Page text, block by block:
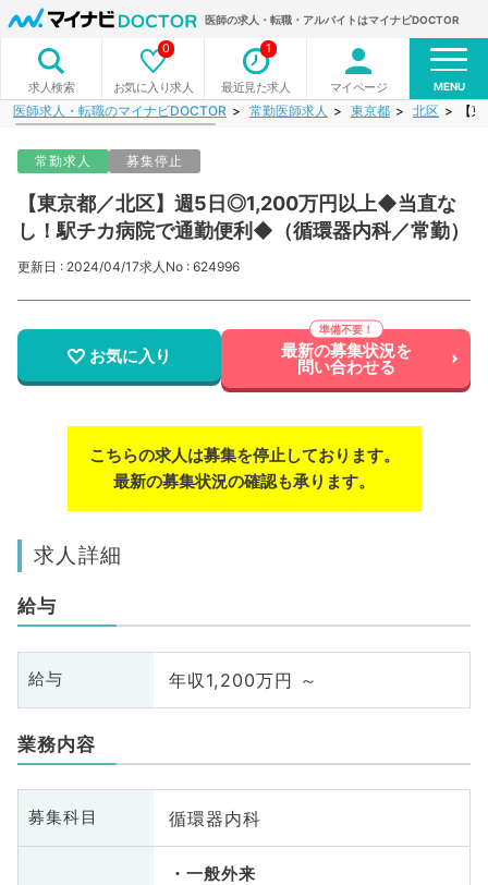
医師の求人・転職・アルバイトはマイナビDOCTOR
求人検索 お気に入り求人
0
最近見た求人
1
マイページ MENU
医師求人・転職のマイナビDOCTOR 常勤医師求人 東京都 北区 【
常勤求人 募集停止
【東京都／北区】週5日◎1,200万円以上◆当直な
し！駅チカ病院で通勤便利◆（循環器内科／常勤）
更新日 : 2024/04/17求人No : 624996
お気に入り 最新の募集状況を
問い合わせる
こちらの求人は募集を停止しております。
最新の募集状況の確認も承ります。
求人詳細
給与
給与 年収1,200万円 ～
業務内容
募集科目 循環器内科
一般外来